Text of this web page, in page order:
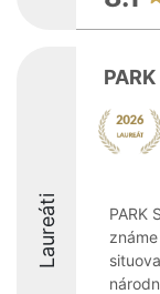
Laureáti
PARK